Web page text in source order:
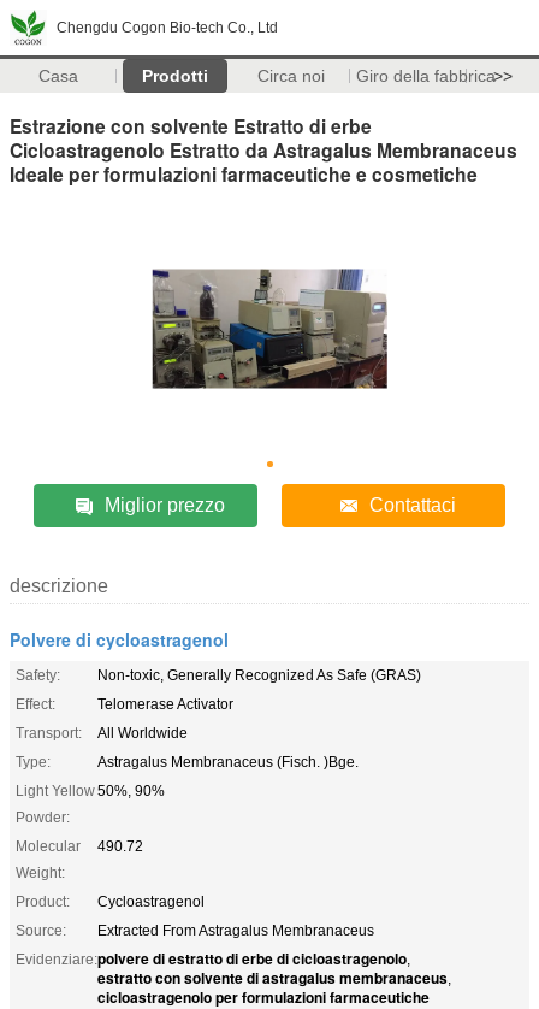
Chengdu Cogon Bio-tech Co., Ltd
Casa Prodotti Circa noi Giro della fabbrica>>
Estrazione con solvente Estratto di erbe
Cicloastragenolo Estratto da Astragalus Membranaceus
Ideale per formulazioni farmaceutiche e cosmetiche
Miglior prezzo Contattaci
descrizione
Polvere di cycloastragenol
Safety:
Non-toxic, Generally Recognized As Safe (GRAS)
Effect:
Telomerase Activator
Transport:
All Worldwide
Type:
Astragalus Membranaceus (Fisch. )Bge.
Light Yellow
Powder:
50%, 90%
Molecular
Weight:
490.72
Product:
Cycloastragenol
Source:
Extracted From Astragalus Membranaceus
Evidenziare:polvere di estratto di erbe di cicloastragenolo,
estratto con solvente di astragalus membranaceus,
cicloastragenolo per formulazioni farmaceutiche